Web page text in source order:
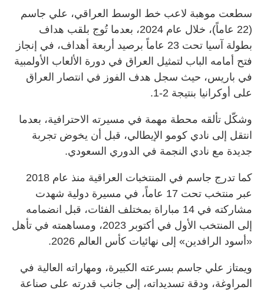
سطعت موهبة لاعب خط الوسط العراقي، علي جاسم
(22 عاماً)، خلال عام 2024، بعدما تُوج بلقب هداف
بطولة آسيا تحت 23 عاماً برصيد أربعة أهداف، في إنجاز
فتح أمامه الباب لتمثيل العراق في دورة الألعاب الأولمبية
في باريس، حيث سجل هدف الفوز في انتصار العراق
على أوكرانيا بنتيجة 2-1.
وشكّل تألقه محطة مهمة في مسيرته الاحترافية، بعدما
انتقل إلى نادي كومو الإيطالي، قبل أن يخوض تجربة
جديدة مع نادي النجمة في الدوري السعودي.
كما تدرج جاسم في المنتخبات العراقية منذ عام 2018
عبر منتخب تحت 17 عاماً، في مسيرة دولية شهدت
مشاركته في 14 مباراة بمختلف الفئات، قبل انضمامه
إلى المنتخب الأول في أكتوبر 2023، ومساهمته في تأهل
«أسود الرافدين» إلى نهائيات كأس العالم 2026.
ويمتاز علي جاسم بسرعته الكبيرة، ومهاراته العالية في
المراوغة، ودقة تسديداته، إلى جانب قدرته على صناعة